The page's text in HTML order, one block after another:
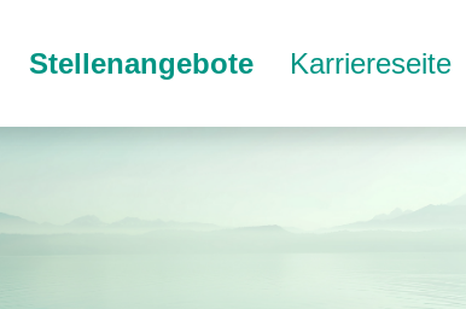
Stellenangebote Karriereseite